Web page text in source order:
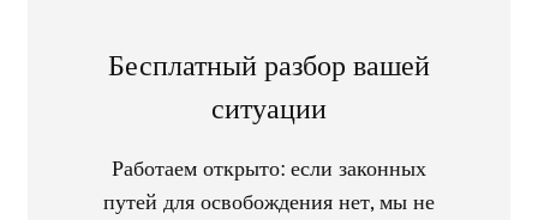
Бесплатный разбор вашей
ситуации
Работаем открыто: если законных
путей для освобождения нет, мы не